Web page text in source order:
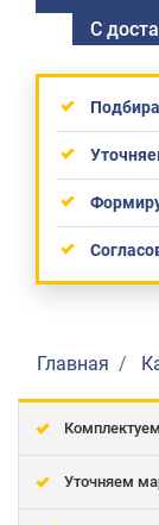
С
Главная
Уточняем